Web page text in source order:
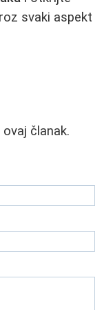
svaki aspekt
članak.